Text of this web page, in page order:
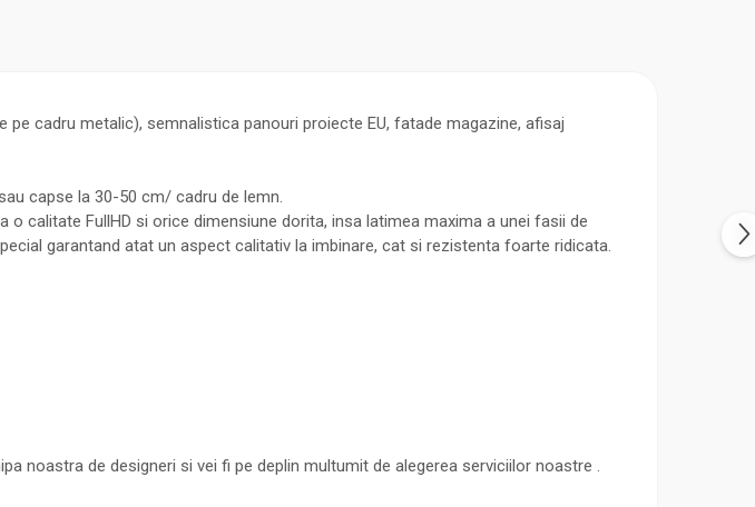
cadru metalic), semnalistica panouri proiecte EU, fatade magazine, afisaj
capse la 30-50 cm/ cadru de lemn.
calitate FullHD si orice dimensiune dorita, insa latimea maxima a unei fasii de
garantand atat un aspect calitativ la imbinare, cat si rezistenta foarte ridicata.
noastra de designeri si vei fi pe deplin multumit de alegerea serviciilor noastre .